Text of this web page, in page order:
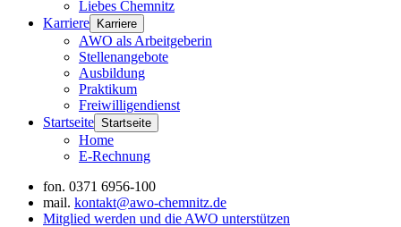
Liebes Chemnitz
Karriere
Karriere
AWO als Arbeitgeberin
Stellenangebote
Ausbildung
Praktikum
Freiwilligendienst
Startseite Startseite
Home
E-Rechnung
fon. 0371 6956-100
mail. kontakt@awo-chemnitz.de
Mitglied werden und die AWO unterstützen